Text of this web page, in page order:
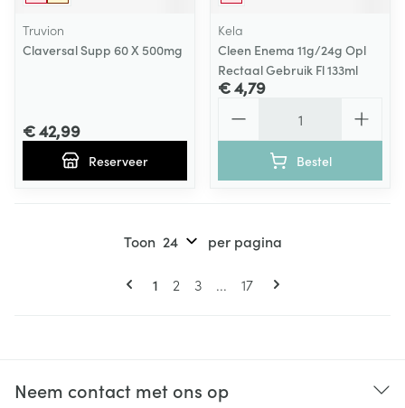
Truvion
Claversal Supp 60 X 500mg
€ 42,99
Reserveer
Kela
Cleen Enema 11g/24g Opl
Rectaal Gebruik Fl 133ml
€ 4,79
Bestel
Pagina's
U lees momenteel pagina
1 Pagina
2 Pagina
3 ... Pagina
17
Toon per pagina
Neem contact met ons op